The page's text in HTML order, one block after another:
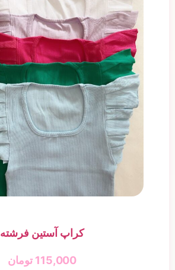
کراپ آستین فرشته
115,000 تومان